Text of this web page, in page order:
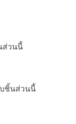
ส่วนนี้
บชิ้นส่วนนี้